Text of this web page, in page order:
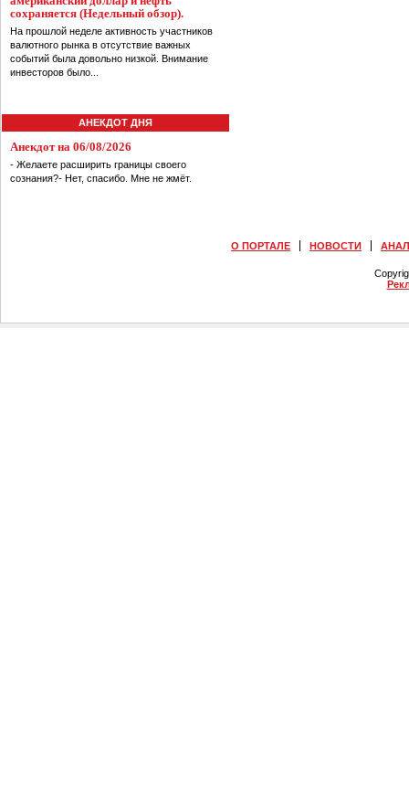
сохраняется (Недельный обзор).
На прошлой неделе активность участников
валютного рынка в отсутствие важных
событий была довольно низкой. Внимание
инвесторов было...
АНЕКДОТ ДНЯ
Анекдот на 06/08/2026
- Желаете расширить границы своего
сознания?- Нет, спасибо. Мне не жмёт.
О ПОРТАЛЕ НОВОСТИ